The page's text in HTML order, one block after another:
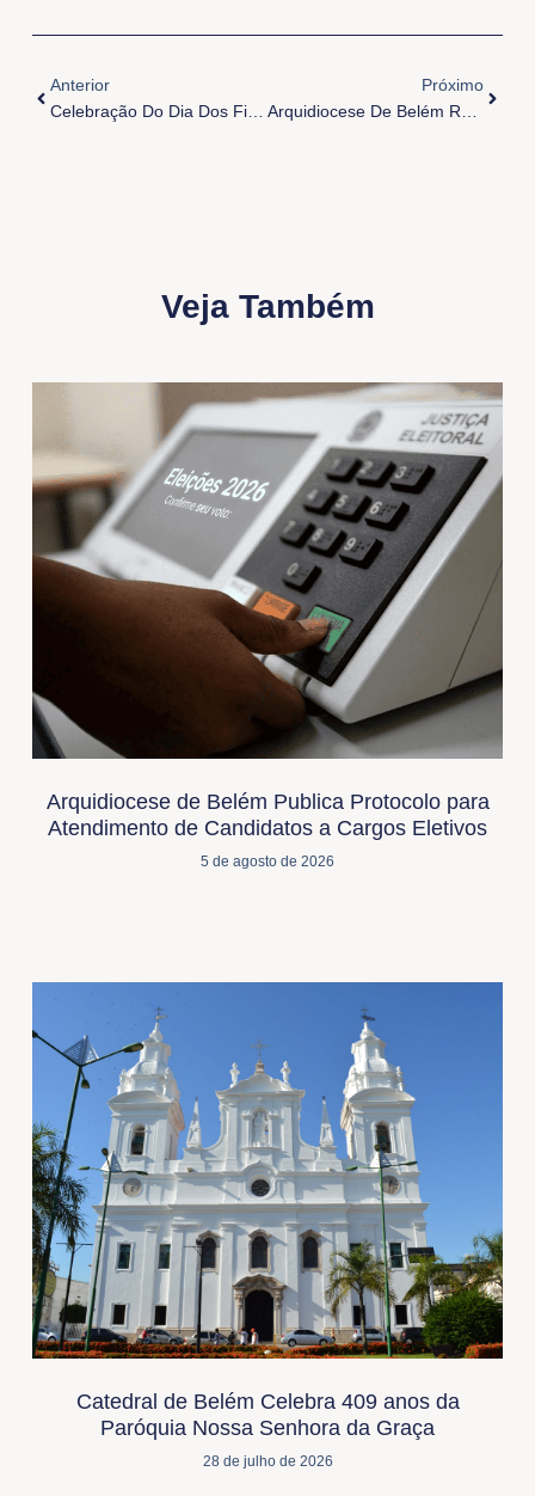
Anterior
Celebração Do Dia Dos Fiéis Falecidos
Próximo
Arquidiocese De Belém Recebe Delegações Internacionais Da Igreja Católica Para A Cop30
Veja Também
Arquidiocese de Belém Publica Protocolo para
Atendimento de Candidatos a Cargos Eletivos
5 de agosto de 2026
Catedral de Belém Celebra 409 anos da
Paróquia Nossa Senhora da Graça
28 de julho de 2026